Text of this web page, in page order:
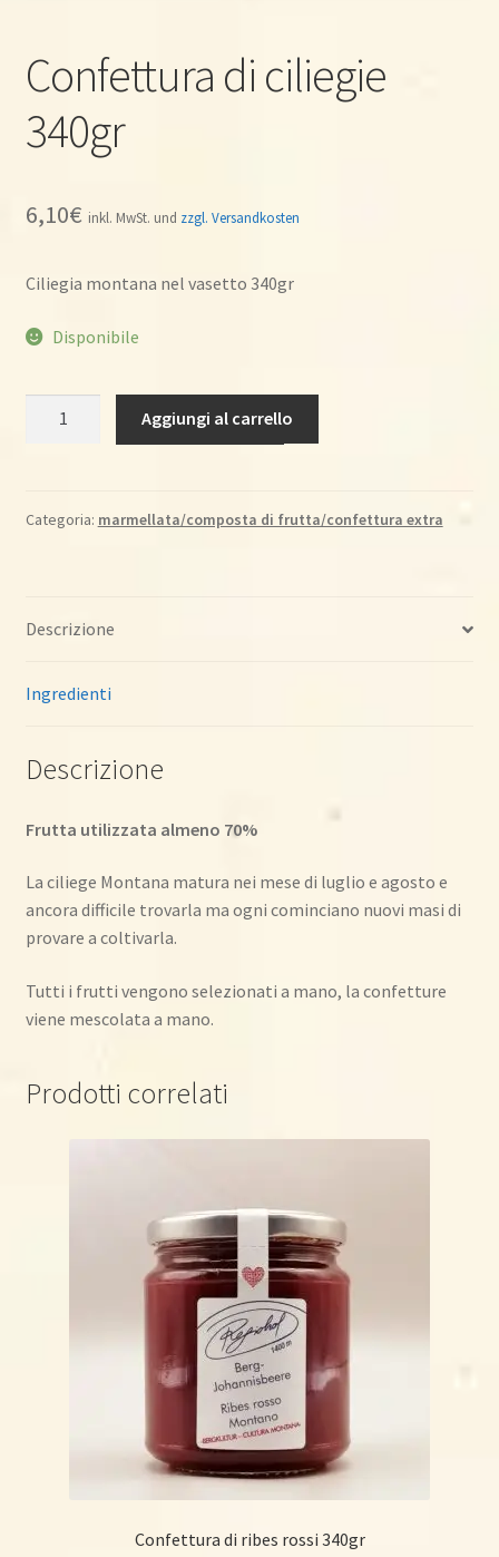
Confettura di ciliegie
340gr
6,10€ inkl. MwSt. und zzgl. Versandkosten
Ciliegia montana nel vasetto 340gr
Disponibile
quantità
Aggiungi al carrello
Categoria: marmellata/composta di frutta/confettura extra
Descrizione
Ingredienti
Descrizione
Frutta utilizzata almeno 70%
La ciliege Montana matura nei mese di luglio e agosto e
ancora difficile trovarla ma ogni cominciano nuovi masi di
provare a coltivarla.
Tutti i frutti vengono selezionati a mano, la confetture
viene mescolata a mano.
Prodotti correlati
Confettura di ribes rossi 340gr